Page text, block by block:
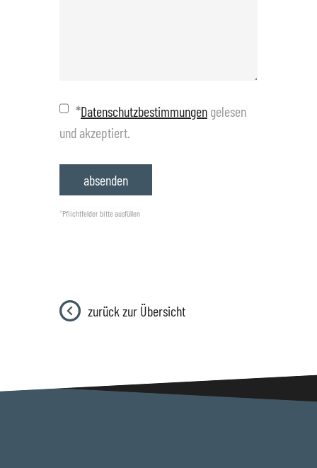
*Datenschutzbestimmungen gelesen
und akzeptiert.
*Pflichtfelder bitte ausfüllen
zurück zur Übersicht